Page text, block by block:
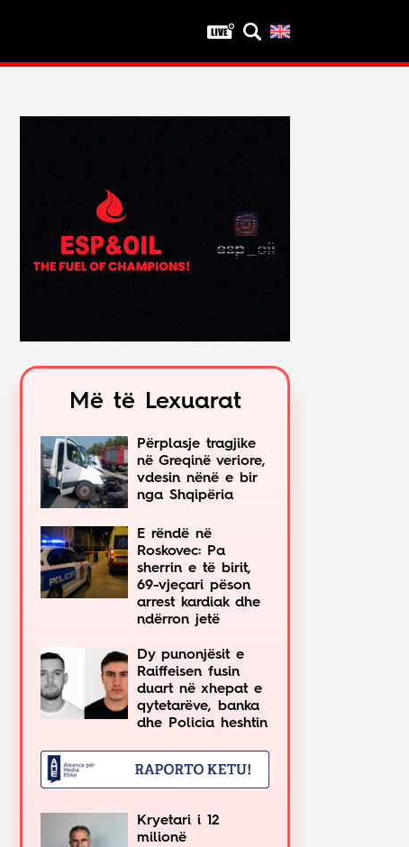
Më të Lexuarat
Përplasje tragjike
në Greqinë veriore,
vdesin nënë e bir
nga Shqipëria
E rëndë në
Roskovec: Pa
sherrin e të birit,
69-vjeçari pëson
arrest kardiak dhe
ndërron jetë
Dy punonjësit e
Raiffeisen fusin
duart në xhepat e
qytetarëve, banka
dhe Policia heshtin
Kryetari i 12
milionë